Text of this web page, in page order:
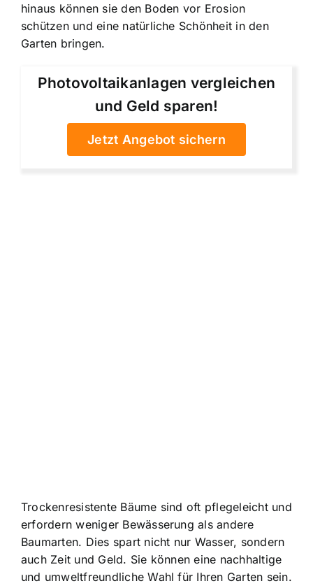
hinaus können sie den Boden vor Erosion
schützen und eine natürliche Schönheit in den
Garten bringen.
Photovoltaikanlagen vergleichen
und Geld sparen!
Jetzt Angebot sichern
Trockenresistente Bäume sind oft pflegeleichtund
erfordern weniger Bewässerung als andere
Baumarten. Dies spart nicht nur Wasser, sondern
auch Zeit und Geld. Sie können eine nachhaltige
und umweltfreundliche Wahl für Ihren Garten sein.